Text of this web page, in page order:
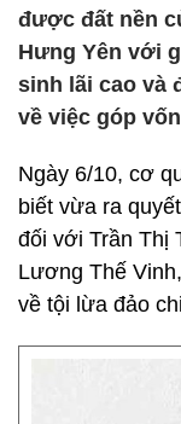
được đất nền
Hưng Yên với
sinh lãi cao và
về việc góp
Ngày 6/10, cơ
biết vừa ra
đối với Trần Thị
Lương Thế
về tội lừa đảo